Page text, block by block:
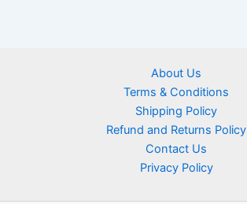
About Us
Terms & Conditions
Shipping Policy
Refund and Returns Policy
Contact Us
Privacy Policy